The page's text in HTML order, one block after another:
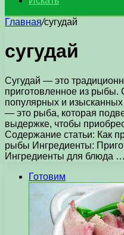
Главная/сугудай
сугудай
Сугудай — это
приготовленное из рыбы.
популярных и
— это рыба, которая
выдержке, чтобы
Содержание статьи: Как
рыбы Ингредиенты:
Ингредиенты для блюда …
Готовим